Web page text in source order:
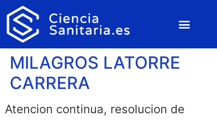
MILAGROS LATORRE
CARRERA
Atencion continua, resolucion de